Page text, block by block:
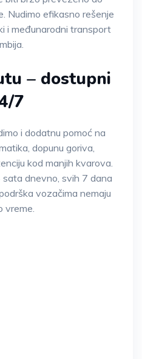
Nudimo efikasno rešenje
i međunarodni transport
– dostupni
7
i dodatnu pomoć na
dopunu goriva,
kod manjih kvarova.
dnevno, svih 7 dana
vozačima nemaju
vreme.